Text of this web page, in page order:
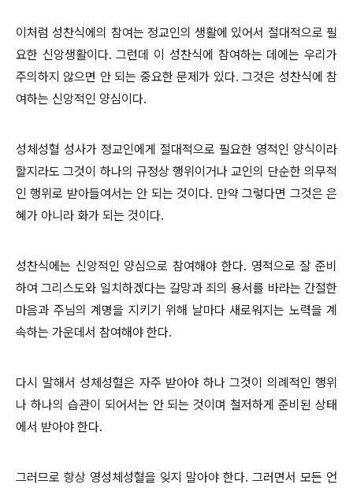
이처럼 성찬식에의 참여는 정교인의 생활에 있어서 절대적으로 필
요한 신앙생활이다. 그런데 이 성찬식에 참여하는 데에는 우리가
주의하지 않으면 안 되는 중요한 문제가 있다. 그것은 성찬식에 참
여하는 신앙적인 양심이다.
성체성혈 성사가 정교인에게 절대적으로 필요한 영적인 양식이라
할지라도 그것이 하나의 규정상 행위이거나 교인의 단순한 의무적
인 행위로 받아들여서는 안 되는 것이다. 만약 그렇다면 그것은 은
혜가 아니라 화가 되는 것이다.
성찬식에는 신앙적인 양심으로 참여해야 한다. 영적으로 잘 준비
하여 그리스도와 일치하겠다는 갈망과 죄의 용서를 바라는 간절한
마음과 주님의 계명을 지키기 위해 날마다 새로워지는 노력을 계
속하는 가운데서 참여해야 한다.
다시 말해서 성체성혈은 자주 받아야 하나 그것이 의례적인 행위
나 하나의 습관이 되어서는 안 되는 것이며 철저하게 준비된 상태
에서 받아야 한다.
그러므로 항상 영성체성혈을 잊지 말아야 한다. 그러면서 모든 언